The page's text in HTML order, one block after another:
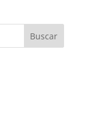
Buscar